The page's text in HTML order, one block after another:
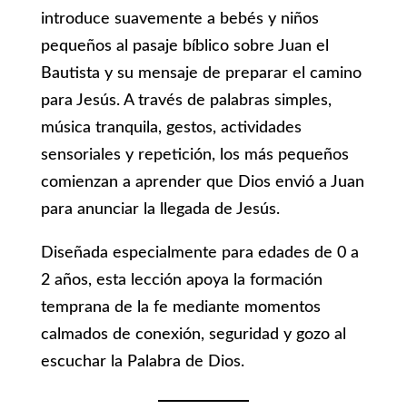
introduce suavemente a bebés y niños
pequeños al pasaje bíblico sobre Juan el
Bautista y su mensaje de preparar el camino
para Jesús. A través de palabras simples,
música tranquila, gestos, actividades
sensoriales y repetición, los más pequeños
comienzan a aprender que Dios envió a Juan
para anunciar la llegada de Jesús.
Diseñada especialmente para edades de 0 a
2 años, esta lección apoya la formación
temprana de la fe mediante momentos
calmados de conexión, seguridad y gozo al
escuchar la Palabra de Dios.